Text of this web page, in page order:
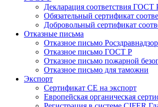
Декларация соответствия ГОСТ
Обязательный сертификат
Добровольный сертификат
Отказные письма
Отказное письмо
Отказное письмо ГОСТ Р
Отказное письмо пожарной
Отказное письмо для таможни
Экспорт
Сертификат СЕ на экспорт
Европейская органическая